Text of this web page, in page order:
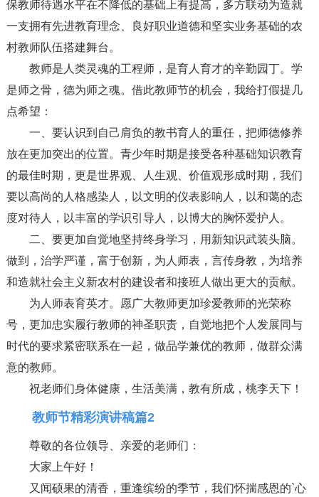
保教师待遇水平在不降低的基础上有提高，多方联动为造就
一支拥有先进教育理念、良好职业道德和坚实业务基础的农
村教师队伍搭建舞台。
教师是人类灵魂的工程师，是育人育才的辛勤园丁。学
是师之骨，德为师之魂。借此教师节的机会，我给打假提几
点希望：
一、要认识到自己肩负的教书育人的重任，把师德修养
放在更加突出的位置。青少年时期是接受各种基础知识教育
的最佳时期，更是世界观、人生观、价值观形成时期，我们
要以高尚的人格感染人，以文明的仪表影响人，以和蔼的态
度对待人，以丰富的学识引导人，以博大的胸怀爱护人。
二、要更加自觉地坚持终身学习，用新知识武装头脑。
做到，治学严谨，富于创新，为人师表，言传身教，为培养
和造就社会主义新农村的建设者和接班人做出更大的贡献。
为人师表育英才。愿广大教师更加珍爱教师的光荣称
号，更加忠实履行教师的神圣职责，自觉地把个人发展同与
时代的要求紧密联系在一起，做品学兼优的教师，做群众满
意的教师。
祝老师们身体健康，生活美满，教有所成，桃李天下！
教师节精彩演讲稿篇2
尊敬的各位领导、亲爱的老师们：
大家上午好！
又闻硕果的清香，重逢缤纷的季节，我们怀揣感恩的`心